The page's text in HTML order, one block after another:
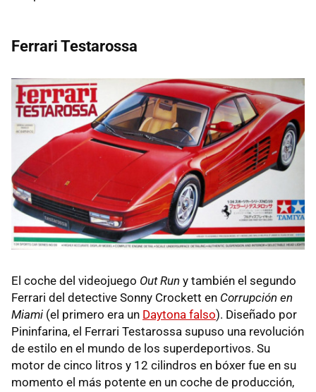
Ferrari Testarossa
El coche del videojuego Out Run y también el segundo
Ferrari del detective Sonny Crockett en Corrupción en
Miami (el primero era un Daytona falso). Diseñado por
Pininfarina, el Ferrari Testarossa supuso una revolución
de estilo en el mundo de los superdeportivos. Su
motor de cinco litros y 12 cilindros en bóxer fue en su
momento el más potente en un coche de producción,